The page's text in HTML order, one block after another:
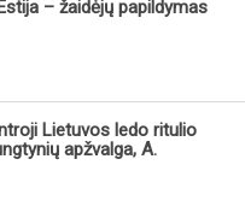
– žaidėjų papildymas
Lietuvos ledo ritulio
apžvalga, A.